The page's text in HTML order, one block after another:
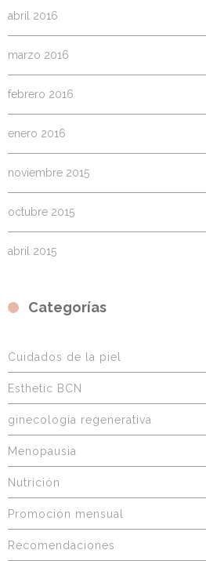
abril 2016
marzo 2016
febrero 2016
enero 2016
noviembre 2015
octubre 2015
abril 2015
Categorías
Cuidados de la piel
Esthetic BCN
ginecología regenerativa
Menopausia
Nutrición
Promoción mensual
Recomendaciones